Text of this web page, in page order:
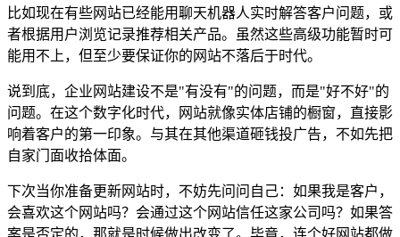
比如现在有些网站已经能用聊天机器人实时解答客户问题，或
者根据用户浏览记录推荐相关产品。虽然这些高级功能暂时可
能用不上，但至少要保证你的网站不落后于时代。
说到底，企业网站建设不是"有没有"的问题，而是"好不好"的
问题。在这个数字化时代，网站就像实体店铺的橱窗，直接影
响着客户的第一印象。与其在其他渠道砸钱投广告，不如先把
自家门面收拾体面。
下次当你准备更新网站时，不妨先问问自己：如果我是客户，
会喜欢这个网站吗？会通过这个网站信任这家公司吗？如果答
案是否定的，那就是时候做出改变了。毕竟，连个好网站都做